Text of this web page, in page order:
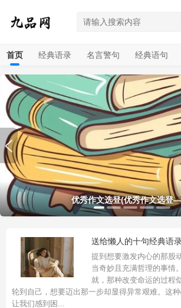
首页 经典语录 名言警句 经典语句
优秀作文选登(优秀作文选
MySQL基础SQL语句大全：数据库
好作文源自反复修改，而非单
2020年暖心句子精选，朋友圈正
杨超越金句合集，清醒又真实，堪称当代
提到想要激发内心的那股
当奇妙且充满哲理的事情
就，那种改变命运的过程
轮到自己，想要迈出那一步却显得异常艰难。这
让我们感到困 ...